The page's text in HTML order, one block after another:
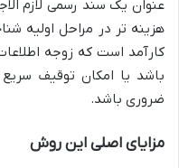
عنوان یک سند رسمی لازم
هزینه تر در مراحل اولیه
کارآمد است که زوجه
باشد یا امکان توقیف سریع
ضروری باشد.
مزایای اصلی این روش